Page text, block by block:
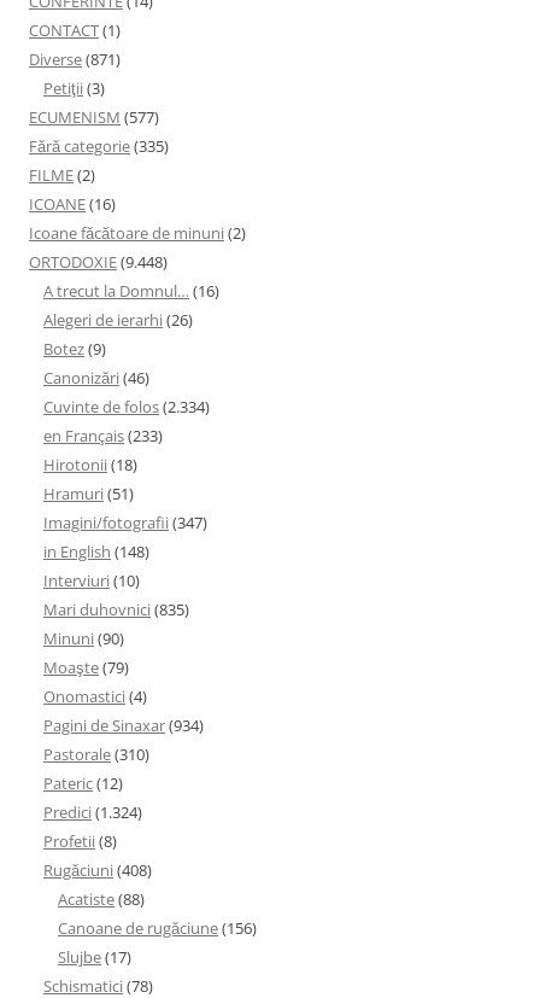
CONTACT(1)
Diverse(871)
Petiţii(3)
ECUMENISM (577)
Fără categorie(335)
FILME(2)
ICOANE(16)
Icoane făcătoare de minuni(2)
ORTODOXIE(9.448)
A trecut la Domnul… (16)
Alegeri de ierarhi(26)
Botez(9)
Canonizări(46)
Cuvinte de folos(2.334)
en Français(233)
Hirotonii(18)
Hramuri(51)
Imagini/fotografii(347)
in English (148)
Interviuri(10)
Mari duhovnici(835)
Minuni(90)
Moaşte(79)
Onomastici(4)
Pagini de Sinaxar(934)
Pastorale(310)
Pateric(12)
Predici(1.324)
Profetii(8)
Rugăciuni(408)
Acatiste(88)
Canoane de rugăciune(156)
Slujbe(17)
Schismatici(78)